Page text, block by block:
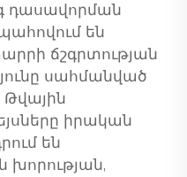
դասավորման
են
ճշգրտության
սահմանված
իրական
են
խորության,